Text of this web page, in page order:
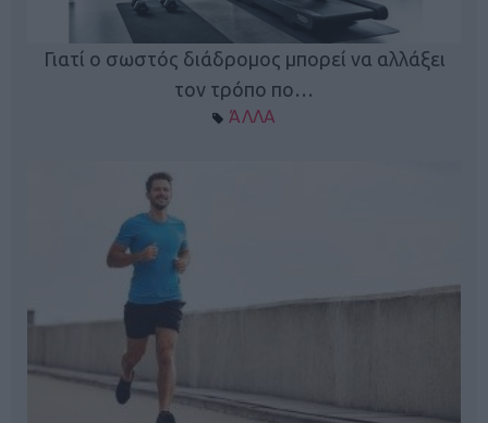
Γιατί ο σωστός διάδρομος μπορεί να αλλάξει
τον τρόπο πο…
ΆΛΛΑ